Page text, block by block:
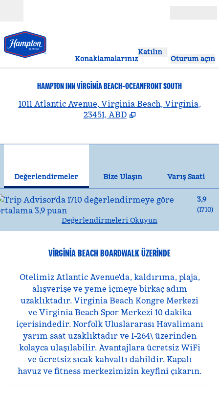
Konaklamalarınız
Katılın
Oturum açın
HAMPTON INN VIRGINIA BEACH-OCEANFRONT SOUTH
1011 Atlantic Avenue, Virginia Beach, Virginia,
23451, ABD
Değerlendirmeler Bize Ulaşın
Varış Saati
3,9
(1710)
Değerlendirmeleri Okuyun
VIRGINIA BEACH BOARDWALK ÜZERINDE
Otelimiz Atlantic Avenue'da, kaldırıma, plaja,
alışverişe ve yeme içmeye birkaç adım
uzaklıktadır. Virginia Beach Kongre Merkezi
ve Virginia Beach Spor Merkezi 10 dakika
içerisindedir. Norfolk Uluslararası Havalimanı
yarım saat uzaklıktadır ve I-264\ üzerinden
kolayca ulaşılabilir. Avantajlara ücretsiz WiFi
ve ücretsiz sıcak kahvaltı dahildir. Kapalı
havuz ve fitness merkezimizin keyfini çıkarın.